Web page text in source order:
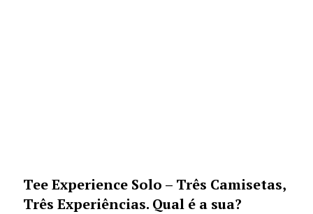
Tee Experience Solo – Três Camisetas,
Três Experiências. Qual é a sua?